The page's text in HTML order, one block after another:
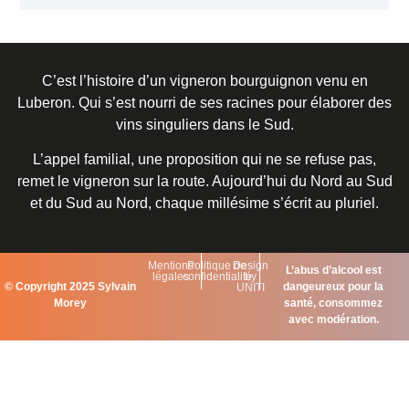
C’est l’histoire d’un vigneron bourguignon venu en
Luberon. Qui s’est nourri de ses racines pour élaborer des
vins singuliers dans le Sud.
L’appel familial, une proposition qui ne se refuse pas,
remet le vigneron sur la route. Aujourd’hui du Nord au Sud
et du Sud au Nord, chaque millésime s’écrit au pluriel.
© Copyright 2025 Sylvain
Morey
Mentions
légales
Politique de
confidentialité
Design
by
UNITI
L’abus d’alcool est
dangeureux pour la
santé, consommez
avec modération.